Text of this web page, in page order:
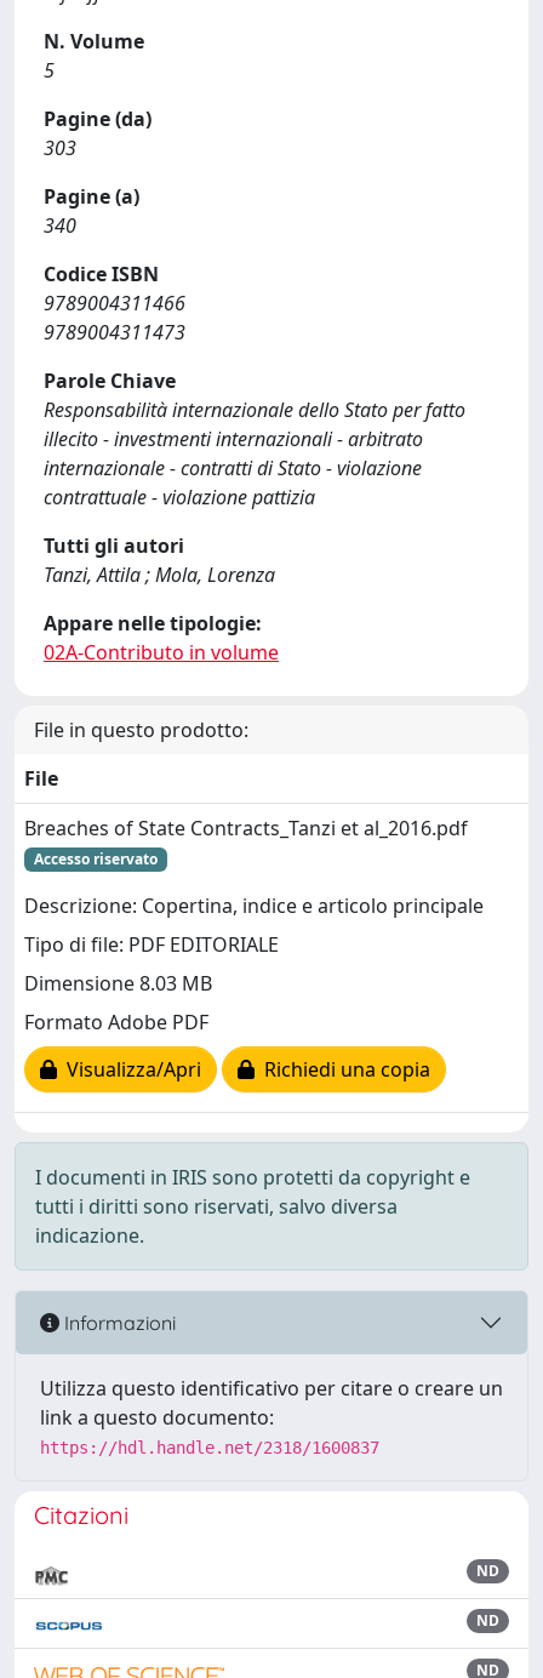
N. Volume
5
Pagine (da)
303
Pagine (a)
340
Codice ISBN
9789004311466
9789004311473
Parole Chiave
Responsabilità internazionale dello Stato per fatto
illecito - investmenti internazionali - arbitrato
internazionale - contratti di Stato - violazione
contrattuale - violazione pattizia
Tutti gli autori
Tanzi, Attila ; Mola, Lorenza
Appare nelle tipologie:
02A-Contributo in volume
File in questo prodotto:
File
Breaches of State Contracts_Tanzi et al_2016.pdf
Accesso riservato
Descrizione: Copertina, indice e articolo principale
Tipo di file: PDF EDITORIALE
Dimensione 8.03 MB
Formato Adobe PDF
Visualizza/Apri
Richiedi una copia
I documenti in IRIS sono protetti da copyright e
tutti i diritti sono riservati, salvo diversa
indicazione.
Informazioni
Utilizza questo identificativo per citare o creare un
link a questo documento:
https://hdl.handle.net/2318/1600837
Citazioni
ND
ND
ND